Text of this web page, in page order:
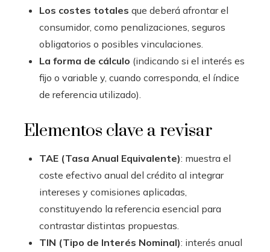
Los costes totales que deberá afrontar el
consumidor, como penalizaciones, seguros
obligatorios o posibles vinculaciones.
La forma de cálculo (indicando si el interés es
fijo o variable y, cuando corresponda, el índice
de referencia utilizado).
Elementos clave a revisar
TAE (Tasa Anual Equivalente): muestra el
coste efectivo anual del crédito al integrar
intereses y comisiones aplicadas,
constituyendo la referencia esencial para
contrastar distintas propuestas.
TIN (Tipo de Interés Nominal): interés anual